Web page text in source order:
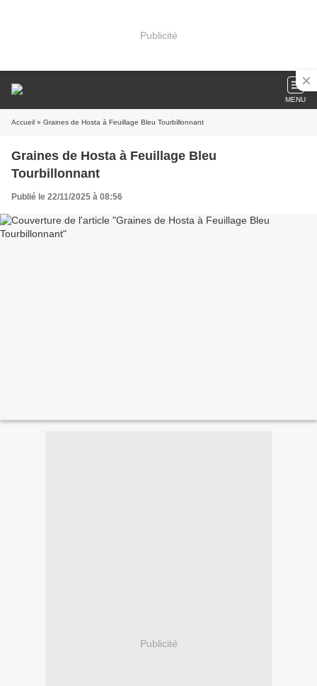
Publicité
MENU
Accueil » Graines de Hosta à Feuillage Bleu Tourbillonnant
Graines de Hosta à Feuillage Bleu
Tourbillonnant
Publié le 22/11/2025 à 08:56
Publicité